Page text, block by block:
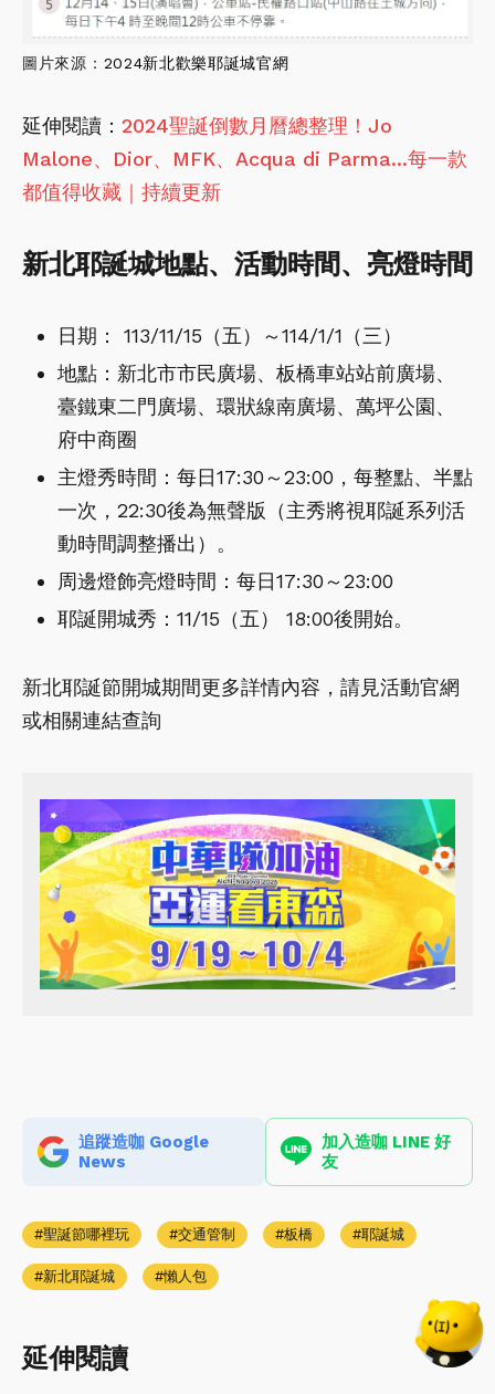
圖片來源： 2024新北歡樂耶誕城官網
延伸閱讀： 2024聖誕倒數月曆總整理！Jo
Malone、Dior、MFK、Acqua di Parma...每一款
都值得收藏｜持續更新
新北耶誕城地點、活動時間、亮燈時間
日期： 113/11/15（五）～114/1/1（三）
地點：新北市市民廣場、板橋車站站前廣場、
臺鐵東二門廣場、環狀線南廣場、萬坪公園、
府中商圈
主燈秀時間：每日17:30～23:00，每整點、半點
一次，22:30後為無聲版（主秀將視耶誕系列活
動時間調整播出）。
周邊燈飾亮燈時間：每日17:30～23:00
耶誕開城秀：11/15（五） 18:00後開始。
新北耶誕節開城期間更多詳情內容，請見活動官網
或相關連結查詢
追蹤造咖 Google
News
加入造咖 LINE 好
友
聖誕節哪裡玩 交通管制 板橋 耶誕城
新北耶誕城 懶人包
延伸閱讀